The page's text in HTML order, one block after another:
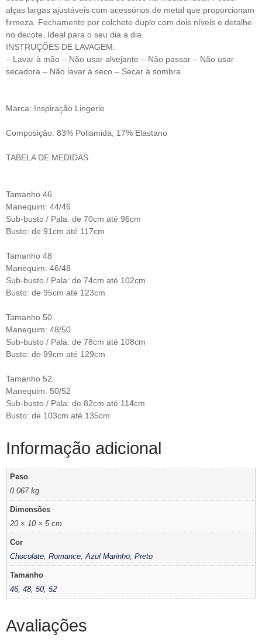
alças largas ajustáveis com acessórios de metal que proporcionam
firmeza. Fechamento por colchete duplo com dois níveis e detalhe
no decote. Ideal para o seu dia a dia.
INSTRUÇÕES DE LAVAGEM:
– Lavar à mão – Não usar alvejante – Não passar – Não usar
secadora – Não lavar à seco – Secar à sombra
Marca: Inspiração Lingerie
Composição: 83% Poliamida, 17% Elastano
TABELA DE MEDIDAS
Tamanho 46
Manequim: 44/46
Sub-busto / Pala: de 70cm até 96cm
Busto: de 91cm até 117cm
Tamanho 48
Manequim: 46/48
Sub-busto / Pala: de 74cm até 102cm
Busto: de 95cm até 123cm
Tamanho 50
Manequim: 48/50
Sub-busto / Pala: de 78cm até 108cm
Busto: de 99cm até 129cm
Tamanho 52
Manequim: 50/52
Sub-busto / Pala: de 82cm até 114cm
Busto: de 103cm até 135cm
Informação adicional
Peso
0.067 kg
Dimensões
20 × 10 × 5 cm
Cor
Chocolate,Romance,Azul Marinho,Preto
Tamanho
46,48,50,52
Avaliações